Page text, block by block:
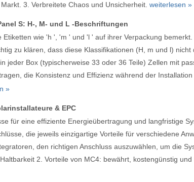
3. Verbreitete Chaos und Unsicherheit. weiterlesen »
S: H-, M- und L -Beschriftungen
wie 'h ', 'm ' und 'l ' auf ihrer Verpackung
zu klären, dass diese Klassifikationen (H, m und l)
jeder Box (typischerweise 33 oder 36 Teile) Zellen mit
die Konsistenz und Effizienz während der
»
& EPC
für eine effiziente Energieübertragung und langfristige
die jeweils einzigartige Vorteile für verschiedene
den richtigen Anschluss auszuwählen, um die
2. Vorteile von MC4: bewährt, kostengünstig